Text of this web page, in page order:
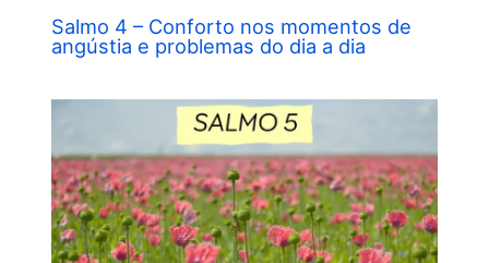
Salmo 4 – Conforto nos momentos de
angústia e problemas do dia a dia